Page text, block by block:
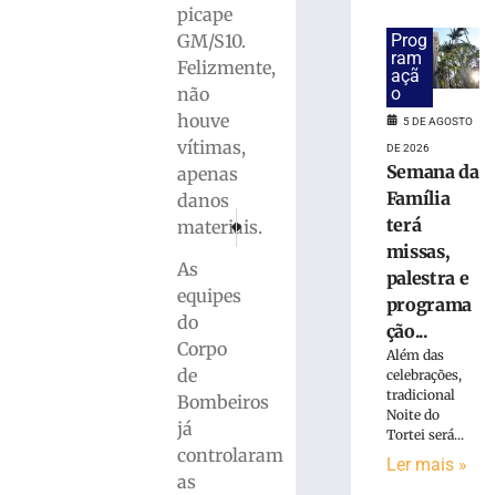
picape
GM/S10.
Felizmente,
não
houve
vítimas,
apenas
danos
materiais.
As
equipes
do
Corpo
de
Bombeiros
já
controlaram
as
Sindicalista de Brusque é reconduzido
PRÓXIMO
Corpo de Bombeiros atualiza informações
Carros
roubados,
placas:
descobre
desmanche
clandestino
margens
VÍDEO
Prog
ram
açã
o
5 DE AGOSTO
DE 2026
Semana da
Família
terá
missas,
palestra e
programa
ção...
Além das
celebrações,
tradicional
Noite do
Tortei será...
Ler mais »